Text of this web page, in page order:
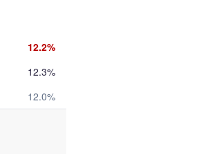
12.2%
12.3%
12.0%